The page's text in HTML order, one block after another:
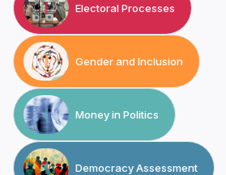
Electoral Processes
Gender and Inclusion
Money in Politics
Democracy Assessment